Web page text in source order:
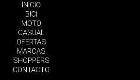
INICIO
BICI
MOTO
CASUAL
OFERTAS
MARCAS
SHOPPERS
CONTACTO